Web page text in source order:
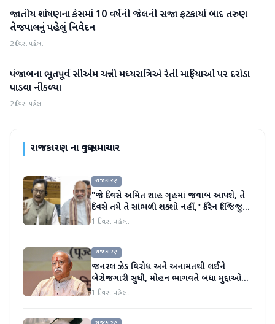
રાજકારણ
જાતીય શોષણના કેસમાં 10 વર્ષની જેલની સજા ફટકાર્યા બાદ તરુણ
તેજપાલનું પહેલું નિવેદન
2 દિવસ પહેલા
રાજકારણ
પંજાબના ભૂતપૂર્વ સીએમ ચન્ની મધ્યરાત્રિએ રેતી માફિયાઓ પર દરોડા
પાડવા નીકળ્યા
2 દિવસ પહેલા
રાજકારણના વધુ સમાચાર
રાજકારણ
"જે દિવસે અમિત શાહ ગૃહમાં જવાબ આપશે, તે
દિવસે તમે તે સાંભળી શકશો નહીં," કિરેન રિજિજુએ
વિપક્ષી પાર્ટીઓ પર પ્રહાર કર્યા
1 દિવસ પહેલા
રાજકારણ
જનરલ ઝેડ વિરોધ અને અનામતથી લઈને
બેરોજગારી સુધી, મોહન ભાગવતે બધા મુદ્દાઓ
પર વાત કરી
1 દિવસ પહેલા